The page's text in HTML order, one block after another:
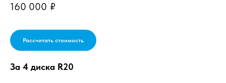
160 000 ₽
Рассчитать стоимость
За 4 диска R20